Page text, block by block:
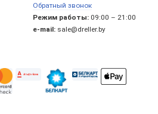
Обратный звонок
Режим работы: 09:00 – 21:00
e-mail: sale@dreller.by